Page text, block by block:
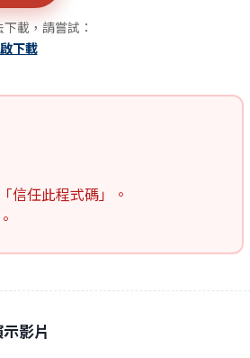
載，請嘗試：
下載
信任此程式碼」。
影片